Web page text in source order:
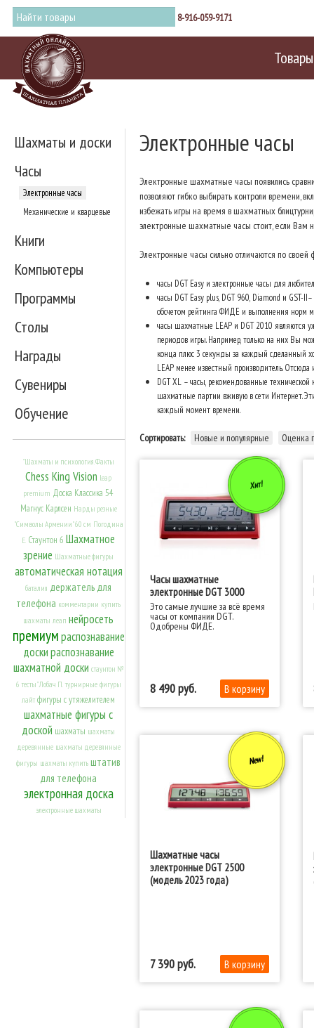
8-916-059-9171
Товары
Шахматы и доски
Часы
Электронные часы
Механические и кварцевые
Книги
Компьютеры
Программы
Столы
Награды
Сувениры
Обучение
"Шахматы и психология. Факты
Chess King Vision leap
premium Доска Классика 54
Магнус Карлсен Нарды резные
"Символы Армении" 60 см Погодина
Е. Стаунтон 6 Шахматное
зрение Шахматные фигуры
автоматическая нотация
баталия держатель для
телефона комментарии купить
шахматы леап нейросеть
премиумраспознавание
доскираспознавание
шахматной доски стаунтон №
6 тесты" Лобач П. турнирные фигуры
лайт фигуры с утяжелителем
шахматные фигуры с
доской шахматы шахматы
деревянные шахматы деревянные
фигуры шахматы купить штатив
для телефона
электронная доска
электронные шахматы
Электронные часы
Электронные шахматные часы появились
позволяют гибко выбирать контроли времени,
избежать игры на время в шахматных
электронные шахматные часы стоит, если Вам
Электронные часы сильно отличаются по своей
часы DGT Easy и электронные часы для
часы DGT Easy plus, DGT 960, Diamond и GST-
обсчетом рейтинга ФИДЕ и выполнения норм
часы шахматные LEAP и DGT 2010 являются
периодов игры. Например, только на них Вы
конца плюс 3 секунды за каждый сделанный
LEAP менее известный производитель. Отсюда
DGT XL – часы, рекомендованные технической
шахматные партии вживую в сети Интернет.
каждый момент времени.
Сортировать: Новые и популярные Оценка
Хит!
Часы шахматные
электронные DGT 3000
Это самые лучшие за всё время
часы от компании DGT.
Одобрены ФИДЕ.
8 490
New!
Шахматные часы
электронные DGT 2500
(модель 2023 года)
7 390